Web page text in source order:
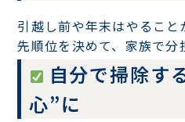
引越し前や年末はやるこ
先順位を決めて、家族で分
自分で掃除す
心”に